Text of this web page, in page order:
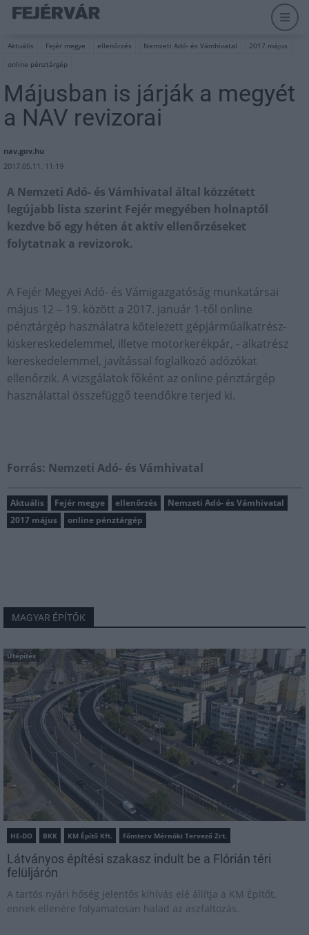
Aktuális Fejér megye ellenőrzés Nemzeti Adó- és Vámhivatal
2017 május
online pénztárgép
Májusban is járják a megyét
a NAV revizorai
nav.gov.hu
2017.05.11. 11:19
A Nemzeti Adó- és Vámhivatal által közzétett
legújabb lista szerint Fejér megyében holnaptól
kezdve bő egy héten át aktív ellenőrzéseket
folytatnak a revizorok.
A Fejér Megyei Adó- és Vámigazgatóság munkatársai
május 12 – 19. között a 2017. január 1-től online
pénztárgép használatra kötelezett gépjárműalkatrész-
kiskereskedelemmel, illetve motorkerékpár, - alkatrész
kereskedelemmel, javítással foglalkozó adózókat
ellenőrzik. A vizsgálatok főként az online pénztárgép
használattal összefüggő teendőkre terjed ki.
Forrás: Nemzeti Adó- és Vámhivatal
Aktuális Fejér megye ellenőrzés
Nemzeti Adó- és Vámhivatal
2017 május
online pénztárgép
MAGYAR ÉPÍTŐK
Útépítés
HE-DO BKK KM Építő Kft. Főmterv Mérnöki Tervező Zrt.
Látványos építési szakasz indult be a Flórián téri
felüljárón
A tartós nyári hőség jelentős kihívás elé állítja a KM Építőt,
ennek ellenére folyamatosan halad az aszfaltozás.